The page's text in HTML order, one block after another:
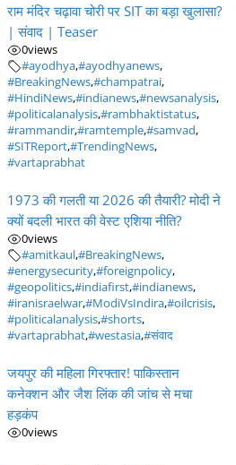
राम मंदिर चढ़ावा चोरी पर SIT का बड़ा खुलासा?
| संवाद | Teaser
0views
#ayodhya,#ayodhyanews,
#BreakingNews,#champatrai,
#HindiNews,#indianews,#newsanalysis,
#politicalanalysis,#rambhaktistatus,
#rammandir,#ramtemple,#samvad,
#SITReport,#TrendingNews,
#vartaprabhat
1973 की गलती या 2026 की तैयारी? मोदी ने
क्यों बदली भारत की वेस्ट एशिया नीति?
0views
#amitkaul,#BreakingNews,
#energysecurity,#foreignpolicy,
#geopolitics,#indiafirst,#indianews,
#iranisraelwar,#ModiVsIndira,#oilcrisis,
#politicalanalysis,#shorts,
#vartaprabhat,#westasia,#संवाद
जयपुर की महिला गिरफ्तार! पाकिस्तान
कनेक्शन और जैश लिंक की जांच से मचा
हड़कंप
0views